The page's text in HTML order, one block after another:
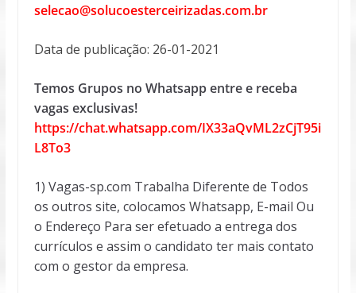
selecao@solucoesterceirizadas.com.br
Data de publicação: 26-01-2021
Temos Grupos no Whatsapp entre e receba
vagas exclusivas!
https://chat.whatsapp.com/IX33aQvML2zCjT95i
L8To3
1) Vagas-sp.com Trabalha Diferente de Todos
os outros site, colocamos Whatsapp, E-mail Ou
o Endereço Para ser efetuado a entrega dos
currículos e assim o candidato ter mais contato
com o gestor da empresa.